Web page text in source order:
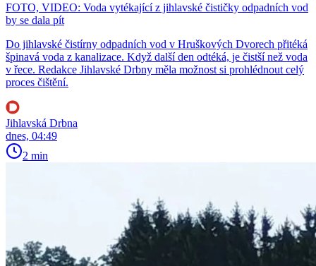
FOTO, VIDEO: Voda vytékající z jihlavské čističky odpadních vod
by se dala pít
Do jihlavské čistírny odpadních vod v Hruškových Dvorech přitéká
špinavá voda z kanalizace. Když další den odtéká, je čistší než voda
v řece. Redakce Jihlavské Drbny měla možnost si prohlédnout celý
proces čištění.
Jihlavská Drbna
dnes, 04:49
2 min